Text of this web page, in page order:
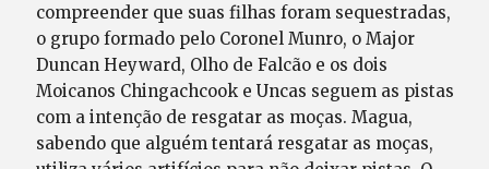
compreender que suas filhas foram sequestradas,
o grupo formado pelo Coronel Munro, o Major
Duncan Heyward, Olho de Falcão e os dois
Moicanos Chingachcook e Uncas seguem as pistas
com a intenção de resgatar as moças. Magua,
sabendo que alguém tentará resgatar as moças,